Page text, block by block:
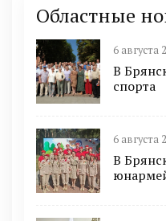
Областные
6 августа
В
спорта
6 августа
В